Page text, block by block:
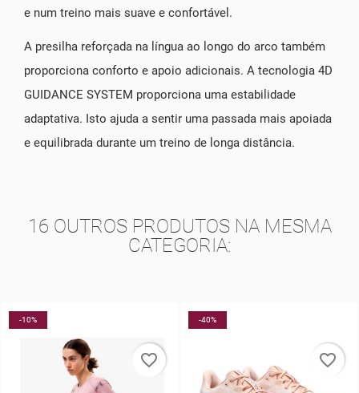
e num treino mais suave e confortável.
A presilha reforçada na língua ao longo do arco também
proporciona conforto e apoio adicionais. A tecnologia 4D
GUIDANCE SYSTEM proporciona uma estabilidade
adaptativa. Isto ajuda a sentir uma passada mais apoiada
e equilibrada durante um treino de longa distância.
16 OUTROS PRODUTOS NA MESMA
CATEGORIA:
-40%
favorite_border
-20%
favorite_border